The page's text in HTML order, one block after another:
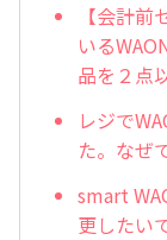
【会計
いる
品を２点
レジで
た。なぜ
smart
更したい